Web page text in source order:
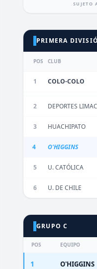
SUJETO
PRIMERA
POS CLUB
1 COLO-COLO
2 DEPORTES
3 HUACHIPATO
4 O'HIGGINS
5 U. CATÓLICA
6 U. DE CHILE
GRUPO C
POS EQUIPO
1 O'HIGGINS